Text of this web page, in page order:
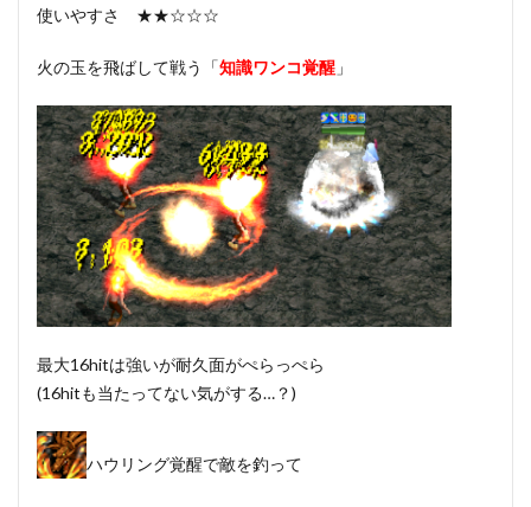
使いやすさ ★★☆☆☆
火の玉を飛ばして戦う「知識ワンコ覚醒 」
最大16hitは強いが耐久面がぺらっぺら
(16hitも当たってない気がする…？)
ハウリング覚醒で敵を釣って